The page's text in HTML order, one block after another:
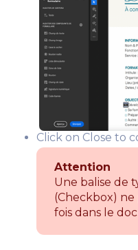
Click on Close to
Attention
Une balise de
(Checkbox)
fois dans le